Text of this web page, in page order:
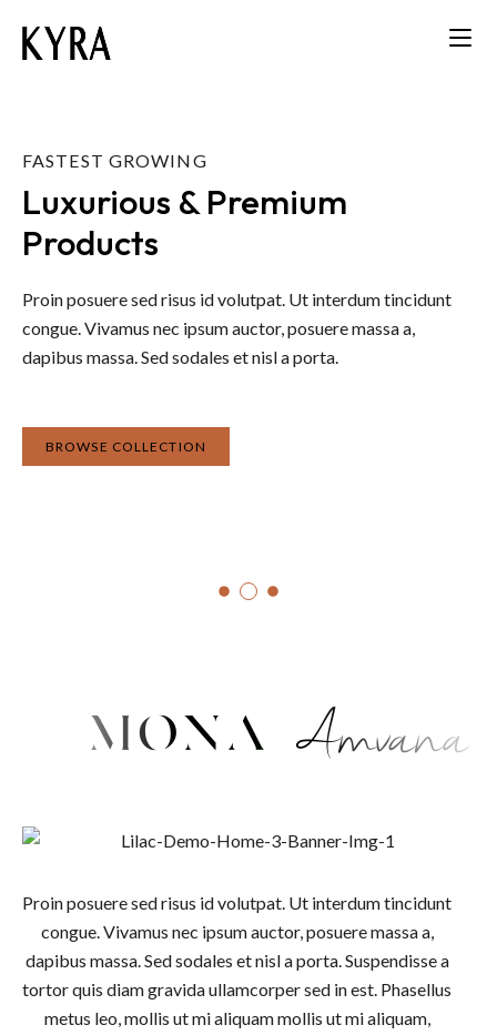
Natural Compact Powder
congue. Vivamus nec ipsum auctor, posuere massa a,
dapibus massa. Sed sodales et nisl a porta.
BROWSE COLLECTION
FASTEST GROWING
Luxurious & Premium
Products
Proin posuere sed risus id volutpat. Ut interdum tincidunt
congue. Vivamus nec ipsum auctor, posuere massa a,
dapibus massa. Sed sodales et nisl a porta.
BROWSE COLLECTION
UNIQUE FORMULATION
Dermatologically Tested
Proin posuere sed risus id volutpat. Ut interdum tincidunt
congue. Vivamus nec ipsum auctor, posuere massa a,
dapibus massa. Sed sodales et nisl a porta.
BROWSE COLLECTION
Proin posuere sed risus id volutpat. Ut interdum tincidunt
congue. Vivamus nec ipsum auctor, posuere massa a,
dapibus massa. Sed sodales et nisl a porta. Suspendisse a
tortor quis diam gravida ullamcorper sed in est. Phasellus
metus leo, mollis ut mi aliquam mollis ut mi aliquam,